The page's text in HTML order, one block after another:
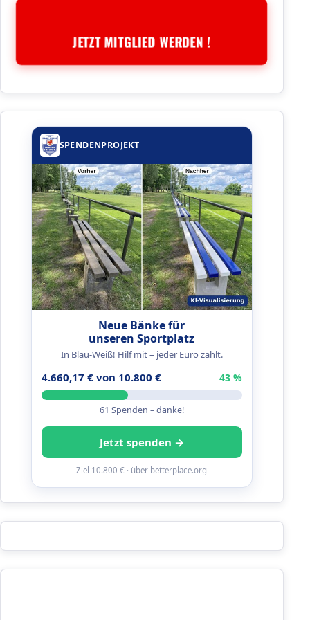
JETZT MITGLIED WERDEN !
SPENDENPROJEKT
Neue Bänke für
unseren Sportplatz
In Blau-Weiß! Hilf mit – jeder Euro zählt.
4.660,17 € von 10.800 € 43 %
61 Spenden – danke!
Jetzt spenden →
Ziel 10.800 € · über betterplace.org